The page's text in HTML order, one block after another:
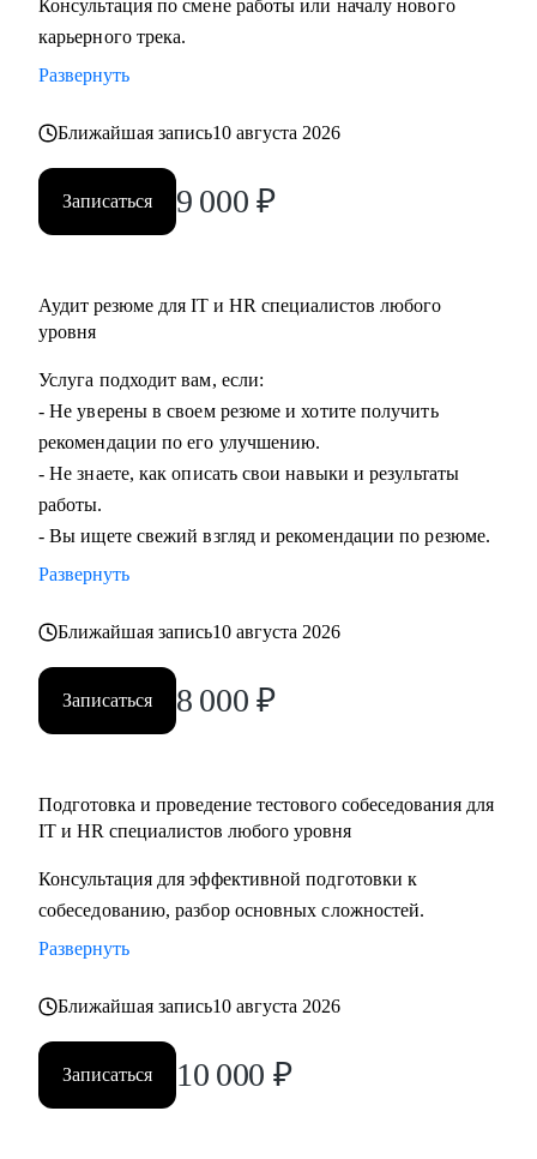
Кому могу помочь:
• Начинающим и опытным HR-специалистам.
• Тем, кто зашел в тупик в плане карьеры/уперся в потолок.
Консультация по смене работы или началу нового
карьерного трека.
Развернуть
Ближайшая запись10 августа 2026
Записаться 9 000 ₽
Аудит резюме для IT и HR специалистов любого
уровня
Услуга подходит вам, если:
- Не уверены в своем резюме и хотите получить
рекомендации по его улучшению.
- Не знаете, как описать свои навыки и результаты
работы.
- Вы ищете свежий взгляд и рекомендации по резюме.
Развернуть
Ближайшая запись10 августа 2026
Записаться 8 000 ₽
Подготовка и проведение тестового собеседования для
IT и HR специалистов любого уровня
Консультация для эффективной подготовки к
собеседованию, разбор основных сложностей.
Развернуть
Ближайшая запись10 августа 2026
Записаться 10 000 ₽